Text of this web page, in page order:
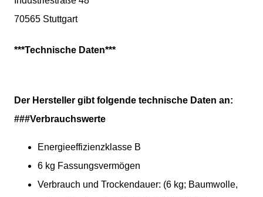
70565 Stuttgart
***Technische Daten***
Der Hersteller gibt folgende technische Daten an:
###Verbrauchswerte
Energieeffizienzklasse B
6 kg Fassungsvermögen
Verbrauch und Trockendauer: (6 kg; Baumwolle,